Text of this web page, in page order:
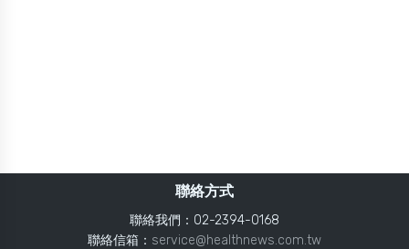
聯絡方式
聯絡我們：02-2394-0168
聯絡信箱： service@healthnews.com.tw